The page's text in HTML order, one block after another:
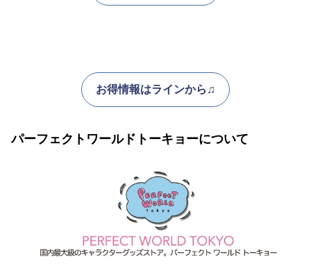
お得情報はラインから♫
パーフェクトワールドトーキョーについて